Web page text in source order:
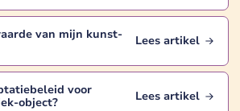
van mijn kunst-
Lees artikel
voor
object? Lees artikel